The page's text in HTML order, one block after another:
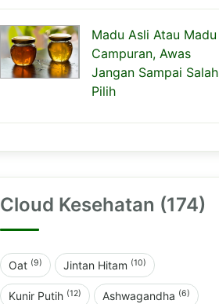
Madu Asli Atau Madu
Campuran, Awas
Jangan Sampai Salah
Pilih
Cloud Kesehatan (174)
Oat (9) Jintan Hitam (10)
Kunir Putih (12) Ashwagandha (6)